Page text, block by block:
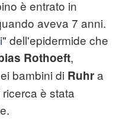
è entrato in
aveva 7 anni.
" dell'epidermide che
Rothoeft,
bambini di Ruhra
è stata